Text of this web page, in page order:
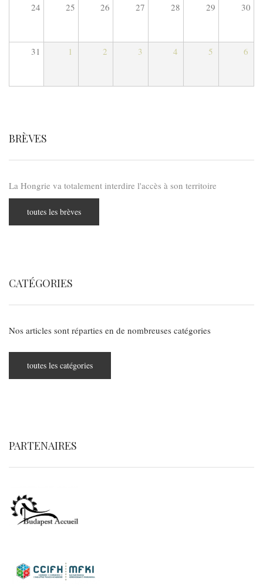
24 25 26 27 28 29 30
31 1 2 3 4 5 6
BRÈVES
La Hongrie va totalement interdire l'accès à son territoire
toutes les brèves
CATÉGORIES
Nos articles sont réparties en de nombreuses catégories
toutes les catégories
PARTENAIRES